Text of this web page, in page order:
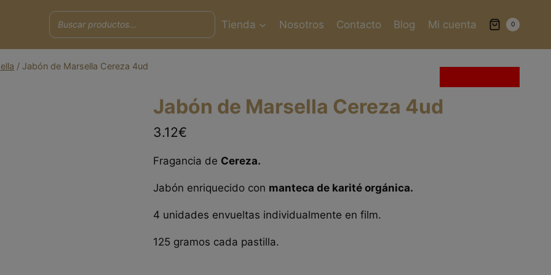
Tienda Nosotros Contacto Blog Mi cuenta 0
/ Jabón de Marsella Cereza 4ud
Jabón de Marsella Cereza 4ud
3.12€
Fragancia de Cereza.
Jabón enriquecido con manteca de karité orgánica.
4 unidades envueltas individualmente en film.
125 gramos cada pastilla.